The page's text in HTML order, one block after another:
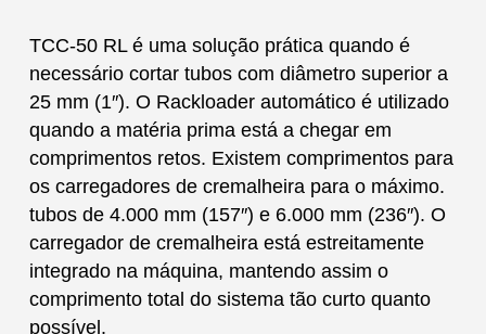
TCC-50 RL é uma solução prática quando é
necessário cortar tubos com diâmetro superior a
25 mm (1″). O Rackloader automático é utilizado
quando a matéria prima está a chegar em
comprimentos retos. Existem comprimentos para
os carregadores de cremalheira para o máximo.
tubos de 4.000 mm (157″) e 6.000 mm (236″). O
carregador de cremalheira está estreitamente
integrado na máquina, mantendo assim o
comprimento total do sistema tão curto quanto
possível.